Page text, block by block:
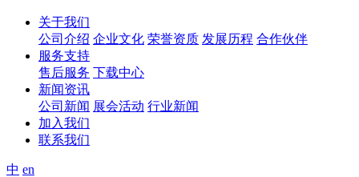
关于我们
公司介绍 企业文化 荣誉资质 发展历程 合作伙伴
服务支持
售后服务 下载中心
新闻资讯
公司新闻 展会活动 行业新闻
加入我们
联系我们
中 en